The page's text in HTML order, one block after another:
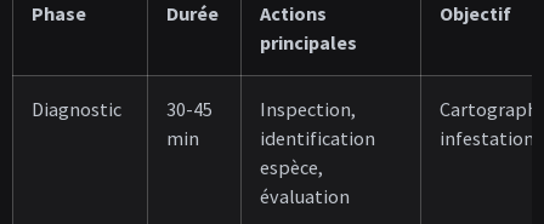
Phase Durée
Actions
principales
Objectif
Diagnostic
30-45
min
Inspection,
identification
espèce,
évaluation
infestation